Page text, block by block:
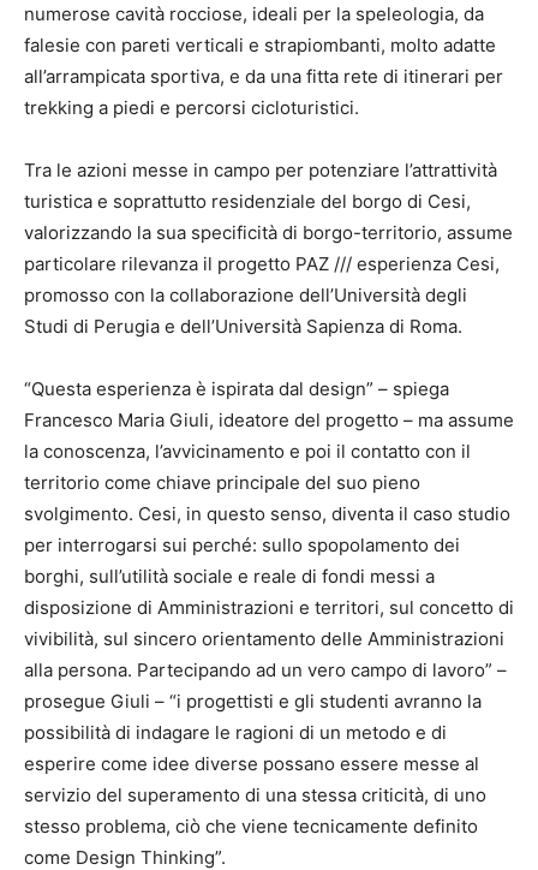
numerose cavità rocciose, ideali per la speleologia, da
falesie con pareti verticali e strapiombanti, molto adatte
all’arrampicata sportiva, e da una fitta rete di itinerari per
trekking a piedi e percorsi cicloturistici.
Tra le azioni messe in campo per potenziare l’attrattività
turistica e soprattutto residenziale del borgo di Cesi,
valorizzando la sua specificità di borgo-territorio, assume
particolare rilevanza il progetto PAZ /// esperienza Cesi,
promosso con la collaborazione dell’Università degli
Studi di Perugia e dell’Università Sapienza di Roma.
“Questa esperienza è ispirata dal design” – spiega
Francesco Maria Giuli, ideatore del progetto – ma assume
la conoscenza, l’avvicinamento e poi il contatto con il
territorio come chiave principale del suo pieno
svolgimento. Cesi, in questo senso, diventa il caso studio
per interrogarsi sui perché: sullo spopolamento dei
borghi, sull’utilità sociale e reale di fondi messi a
disposizione di Amministrazioni e territori, sul concetto di
vivibilità, sul sincero orientamento delle Amministrazioni
alla persona. Partecipando ad un vero campo di lavoro” –
prosegue Giuli – “i progettisti e gli studenti avranno la
possibilità di indagare le ragioni di un metodo e di
esperire come idee diverse possano essere messe al
servizio del superamento di una stessa criticità, di uno
stesso problema, ciò che viene tecnicamente definito
come Design Thinking”.